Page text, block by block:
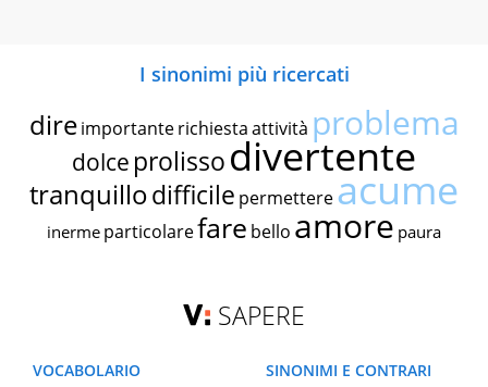
I sinonimi più ricercati
dire importante richiestaattività problema
dolce prolissodivertente
tranquillodifficile permettereacume
inerme particolarefare bello amore paura
SAPERE
VOCABOLARIO
SINONIMI E CONTRARI